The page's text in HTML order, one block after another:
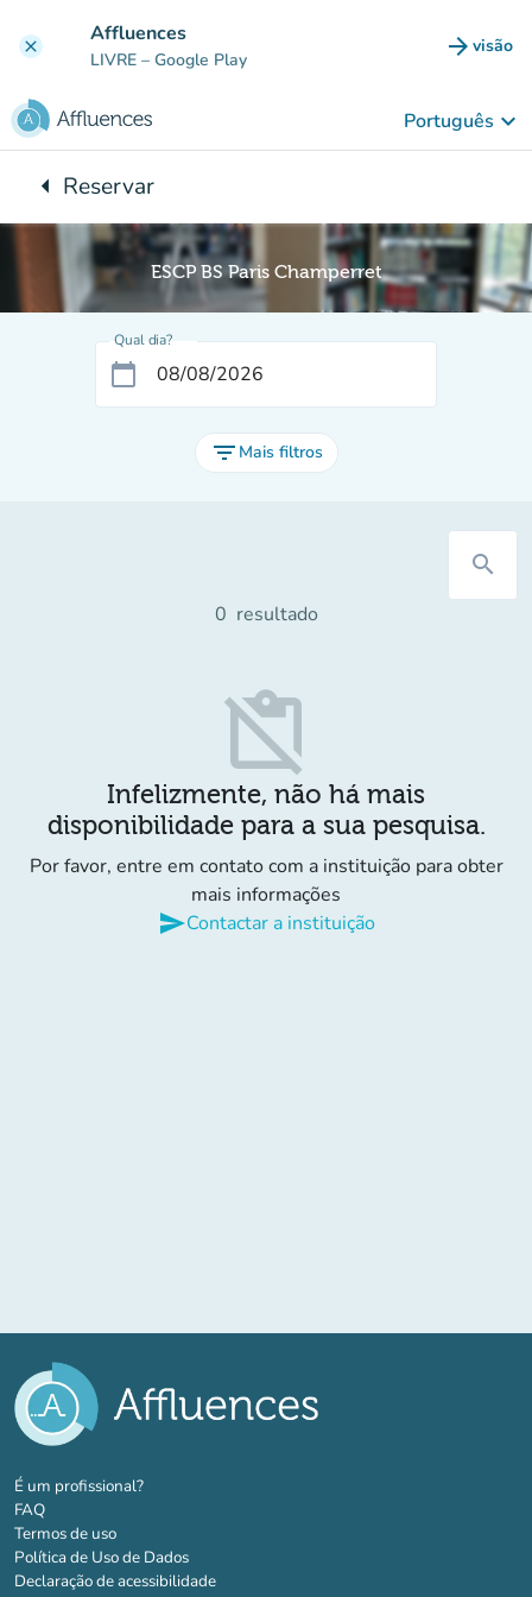
clear Affluences
LIVRE – Google Play arrow_forward visão
(novo
Português keyboard_arrow_down
arrow_leftVoltar para:
Reservar
ESCP BS Paris Champerret
Qual dia?
calendar_today
filter_list Mais filtros
search
0 resultado
content_paste_off
Infelizmente, não há mais
disponibilidade para a sua pesquisa.
Por favor, entre em contato com a instituição para obter
mais informações
sendContactar a instituição
É um profissional?(novo separador)
FAQ
Termos de uso
Política de Uso de Dados
Declaração de acessibilidade